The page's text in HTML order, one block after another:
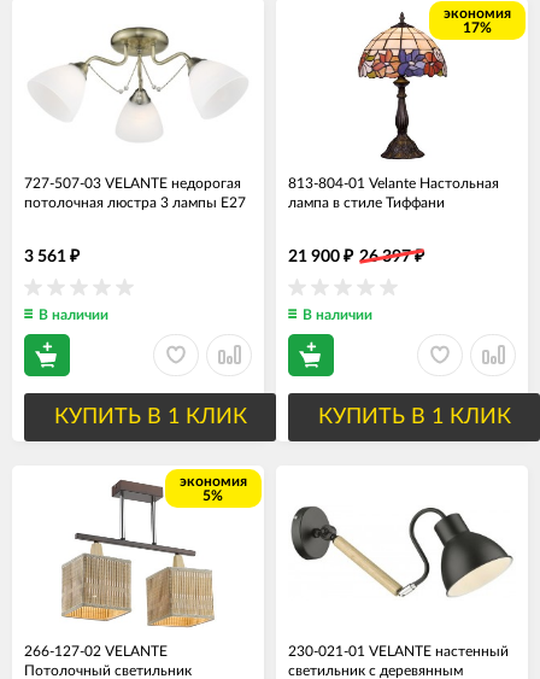
727-507-03 VELANTE недорогая
потолочная люстра 3 лампы Е27
3 561 ₽
В наличии
КУПИТЬ В 1 КЛИК
экономия
17%
813-804-01 Velante Настольная
лампа в стиле Тиффани
21 900 ₽ 26 397₽
В наличии
КУПИТЬ В 1 КЛИК
экономия
5%
266-127-02 VELANTE
Потолочный светильник
230-021-01 VELANTE настенный
светильник с деревянным